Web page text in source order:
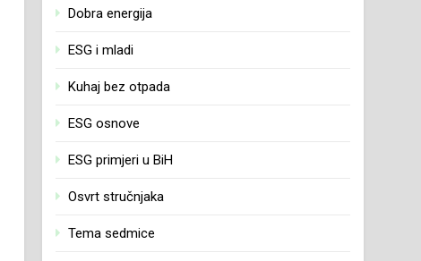
Dobra energija
ESG i mladi
Kuhaj bez otpada
ESG osnove
ESG primjeri u BiH
Osvrt stručnjaka
Tema sedmice